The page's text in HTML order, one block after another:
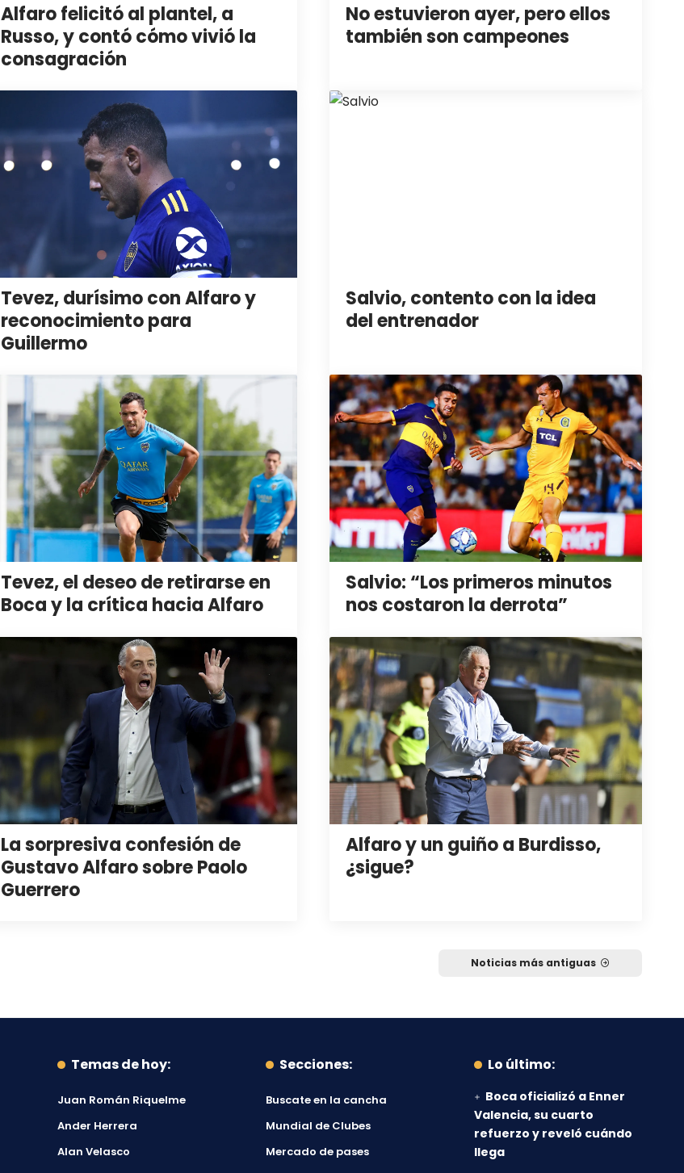
Alfaro felicitó al plantel, a
Russo, y contó cómo vivió la
consagración
No estuvieron ayer, pero ellos
también son campeones
Tevez, durísimo con Alfaro y
reconocimiento para
Guillermo
Salvio, contento con la idea
del entrenador
Tevez, el deseo de retirarse en
Boca y la crítica hacia Alfaro
Salvio: “Los primeros minutos
nos costaron la derrota”
La sorpresiva confesión de
Gustavo Alfaro sobre Paolo
Guerrero
Alfaro y un guiño a Burdisso,
¿sigue?
Noticias más antiguas
Temas de hoy:
Juan Román Riquelme
Ander Herrera
Alan Velasco
Secciones:
Buscate en la cancha
Mundial de Clubes
Mercado de pases
Lo último:
Boca oficializó a Enner
Valencia, su cuarto
refuerzo y reveló cuándo
llega